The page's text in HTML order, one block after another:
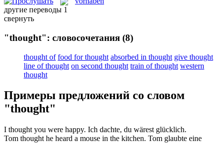
другие переводы 1
свернуть
"thought": словосочетания (8)
thought of food for thought absorbed in thought give thought
line of thought on second thought train of thought western
thought
Примеры предложений со словом
"thought"
I thought you were happy. Ich dachte, du wärest glücklich.
Tom thought he heard a mouse in the kitchen. Tom glaubte eine